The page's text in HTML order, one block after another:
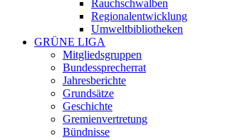
Rauchschwalben
Regionalentwicklung
Umweltbibliotheken
GRÜNE LIGA
Mitgliedsgruppen
Bundessprecherrat
Jahresberichte
Grundsätze
Geschichte
Gremienvertretung
Bündnisse